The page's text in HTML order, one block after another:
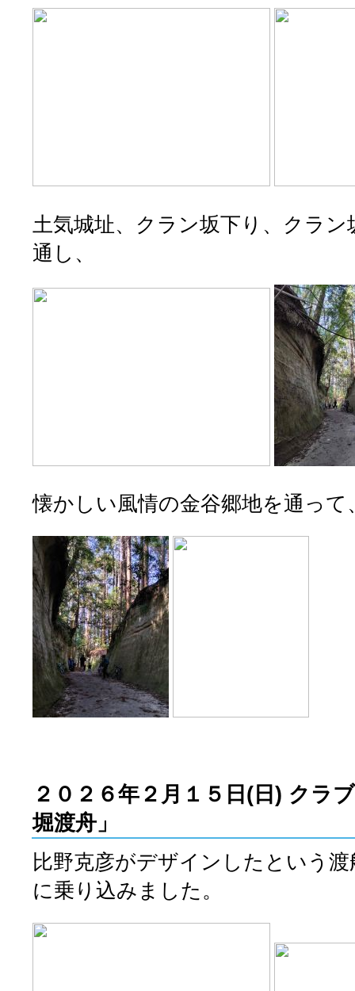
土気城址、クラン坂下り、クラ
通し、
懐かしい風情の金谷郷地を通って
２０２６年２月１５ 日(日) クラ
堀渡舟」
比野克彦がデザインしたという
に乗り込みました。